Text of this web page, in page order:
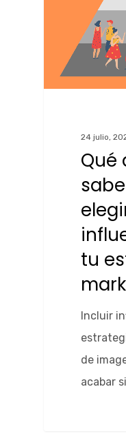
24 julio,
Qué
tu
Incluir
de
acabar